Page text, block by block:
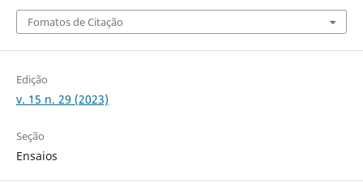
Fomatos de Citação
Edição
v. 15 n. 29 (2023)
Seção
Ensaios